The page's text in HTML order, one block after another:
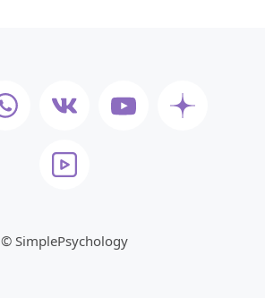
© SimplePsychology